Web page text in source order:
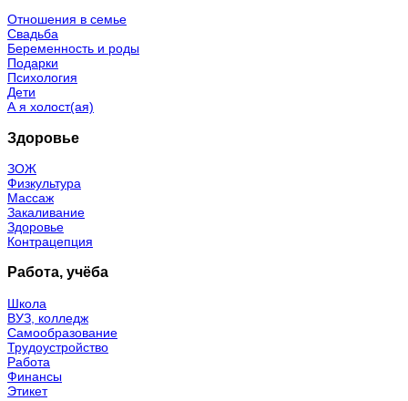
Отношения в семье
Свадьба
Беременность и роды
Подарки
Психология
Дети
А я холост(ая)
Здоровье
ЗОЖ
Физкультура
Массаж
Закаливание
Здоровье
Контрацепция
Работа, учёба
Школа
ВУЗ, колледж
Самообразование
Трудоустройство
Работа
Финансы
Этикет